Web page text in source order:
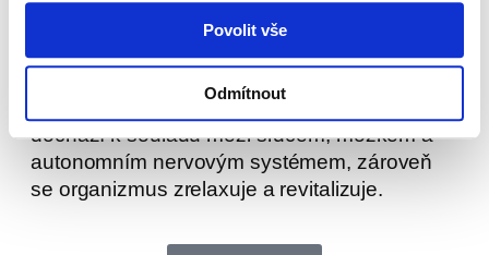
Povolit vše
Odmítnout
Pomůže posílit oslabenou imunitu, zmizí
úrovni prodlužuje délku života. Při koherenci
dochází k souladu mezi srdcem, mozkem a
autonomním nervovým systémem, zároveň
se organizmus zrelaxuje a revitalizuje.